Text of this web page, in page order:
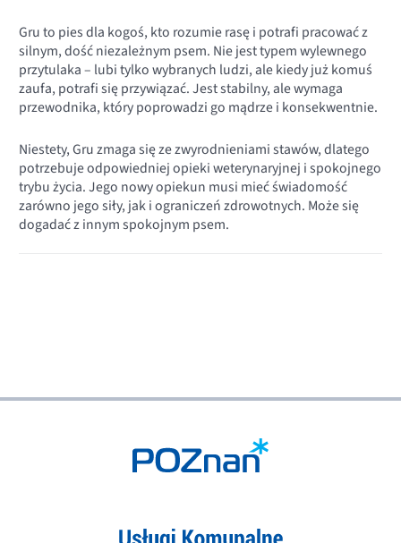
Gru to pies dla kogoś, kto rozumie rasę i potrafi pracować z
silnym, dość niezależnym psem. Nie jest typem wylewnego
przytulaka – lubi tylko wybranych ludzi, ale kiedy już komuś
zaufa, potrafi się przywiązać. Jest stabilny, ale wymaga
przewodnika, który poprowadzi go mądrze i konsekwentnie.
Niestety, Gru zmaga się ze zwyrodnieniami stawów, dlatego
potrzebuje odpowiedniej opieki weterynaryjnej i spokojnego
trybu życia. Jego nowy opiekun musi mieć świadomość
zarówno jego siły, jak i ograniczeń zdrowotnych. Może się
dogadać z innym spokojnym psem.